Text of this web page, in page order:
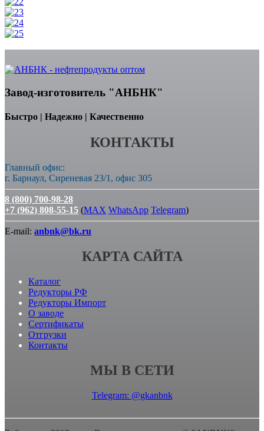
Завод-изготовитель "АНБНК"
Быстро | Надежно | Качественно
КОНТАКТЫ
Главный офис:
г. Барнаул, Сиреневая 23/1, офис 305
8 (800) 700-98-28
+7 (962) 808-55-15 (MAX WhatsApp Telegram)
E-mail: anbnk@bk.ru
КАРТА САЙТА
Каталог
Редукторы РФ
Редукторы Импорт
О заводе
Сертификаты
Отгрузки
Контакты
МЫ В СЕТИ
Telegram: @gkanbnk